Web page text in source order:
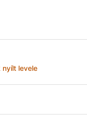
nyílt levele